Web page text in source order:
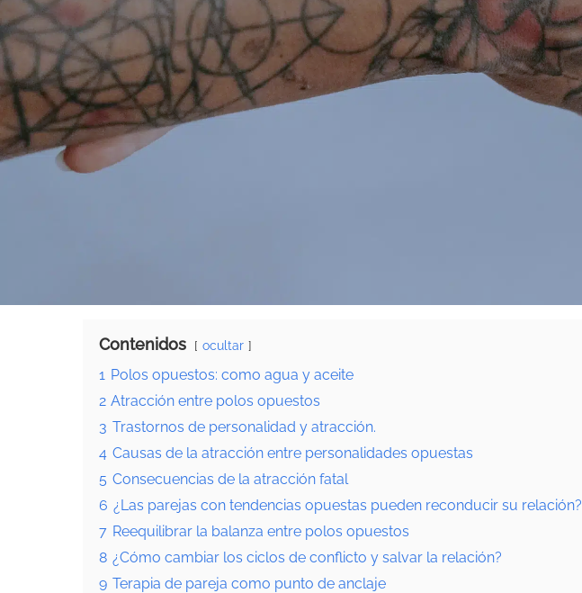
Contenidos ocultar
1 Polos opuestos: como agua y aceite
2 Atracción entre polos opuestos
3 Trastornos de personalidad y atracción.
4 Causas de la atracción entre personalidades opuestas
5 Consecuencias de la atracción fatal
6 ¿Las parejas con tendencias opuestas pueden reconducir su relación?
7 Reequilibrar la balanza entre polos opuestos
8 ¿Cómo cambiar los ciclos de conflicto y salvar la relación?
9 Terapia de pareja como punto de anclaje